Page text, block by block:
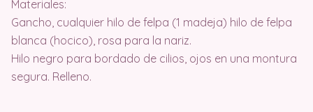
Materiales:
Gancho, cualquier hilo de felpa (1 madeja) hilo de felpa
blanca (hocico), rosa para la nariz.
Hilo negro para bordado de cilios, ojos en una montura
segura. Relleno.